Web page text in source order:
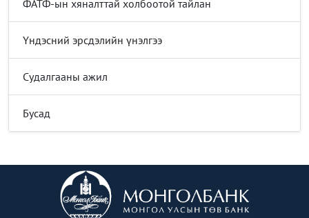
ФАТФ-ын хяналттай холбоотой тайлан
Үндэсний эрсдэлийн үнэлгээ
Судалгааны ажил
Бусад